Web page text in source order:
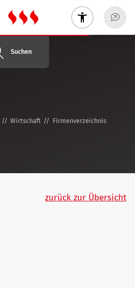
Suchen
Wirtschaft Firmenverzeichnis
zurück zur Übersicht